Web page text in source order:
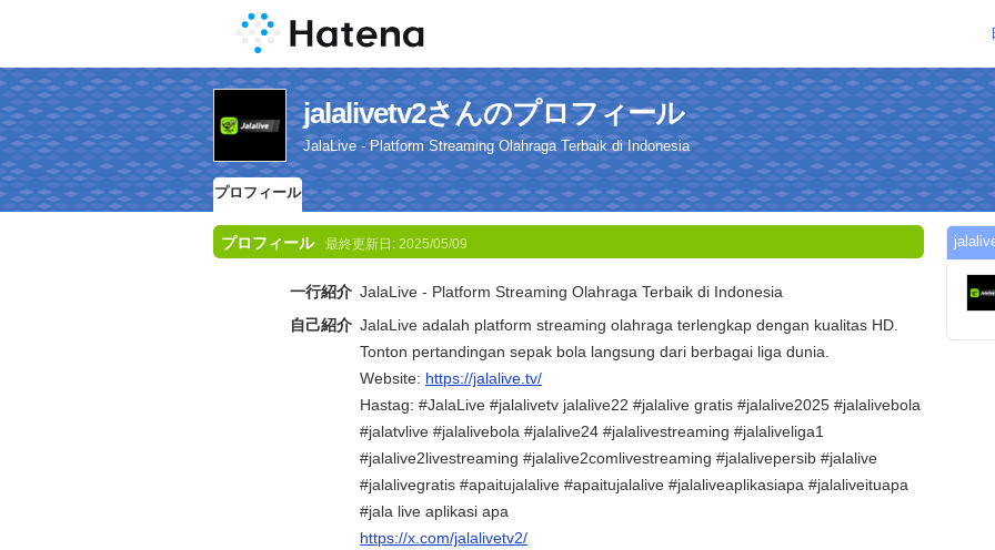
jalalivetv2さんのプロフィール
JalaLive - Platform Streaming Olahraga Terbaik di Indonesia
プロフィール
プロフィール 最終更新日: 2025/05/09
一行紹介 JalaLive - Platform Streaming Olahraga Terbaik di Indonesia
自己紹介 JalaLive adalah platform streaming olahraga terlengkap dengan kualitas HD.
Tonton pertandingan sepak bola langsung dari berbagai liga dunia.
Website: https://jalalive.tv/
Hastag: #JalaLive #jalalivetv jalalive22 #jalalive gratis #jalalive2025 #jalalivebola
#jalatvlive #jalalivebola #jalalive24 #jalalivestreaming #jalaliveliga1
#jalalive2livestreaming #jalalive2comlivestreaming #jalalivepersib #jalalive
#jalalivegratis #apaitujalalive #apaitujalalive #jalaliveaplikasiapa #jalaliveituapa
#jala live aplikasi apa
https://x.com/jalalivetv2/